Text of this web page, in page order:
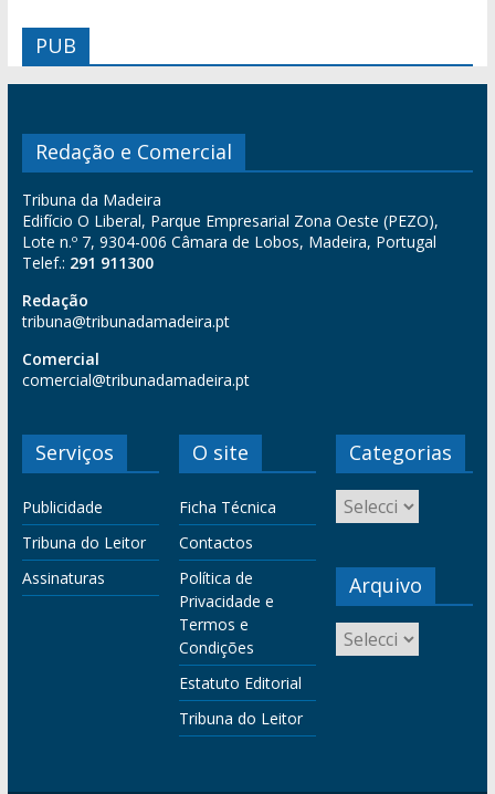
PUB
Redação e Comercial
Tribuna da Madeira
Edifício O Liberal, Parque Empresarial Zona Oeste (PEZO),
Lote n.º 7, 9304-006 Câmara de Lobos, Madeira, Portugal
Telef.: 291 911300
Redação
tribuna@tribunadamadeira.pt
Comercial
comercial@tribunadamadeira.pt
Serviços
Publicidade
Tribuna do Leitor
Assinaturas
O site
Ficha Técnica
Contactos
Política de
Privacidade e
Termos e
Condições
Estatuto Editorial
Tribuna do Leitor
Categorias
Arquivo